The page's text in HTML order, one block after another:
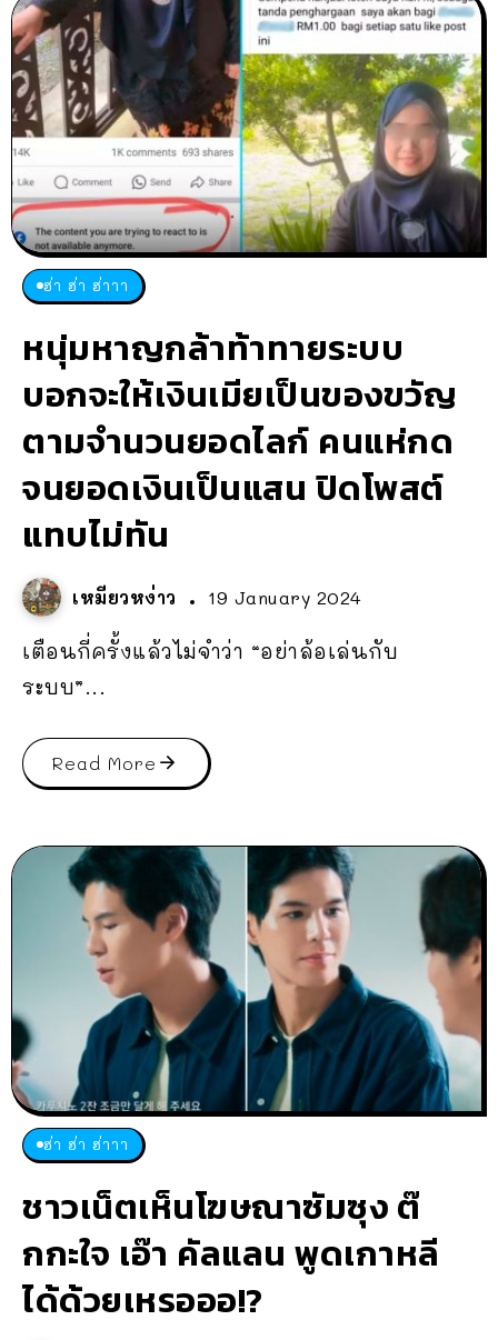
ฮ่า ฮ่า ฮ่าาา
หนุ่มหาญกล้าท้าทายระบบ
บอกจะให้เงินเมียเป็นของขวัญ
ตามจำนวนยอดไลก์ คนแห่กด
จนยอดเงินเป็นแสน ปิดโพสต์
แทบไม่ทัน
เหมียวหง่าว 19 January 2024
เตือนกี่ครั้งแล้วไม่จำว่า “อย่าล้อเล่นกับ
ระบบ”...
Read More
ฮ่า ฮ่า ฮ่าาา
ชาวเน็ตเห็นโฆษณาซัมซุง ต๊
กกะใจ เอ๊า คัลแลน พูดเกาหลี
ได้ด้วยเหรอออ!?